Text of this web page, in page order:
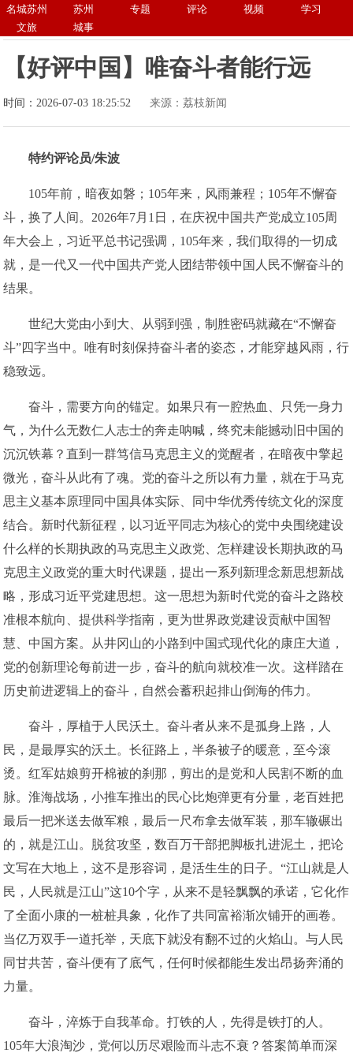
名城苏州 苏州 专题 评论 视频
学习
文旅
城事
【好评中国】唯奋斗者能行远
时间：2026-07-03 18:25:52 来源：荔枝新闻
特约评论员/朱波
105年前，暗夜如磐；105年来，风雨兼程；105年不懈奋
斗，换了人间。2026年7月1日，在庆祝中国共产党成立105周
年大会上，习近平总书记强调，105年来，我们取得的一切成
就，是一代又一代中国共产党人团结带领中国人民不懈奋斗的
结果。
世纪大党由小到大、从弱到强，制胜密码就藏在“不懈奋
斗”四字当中。唯有时刻保持奋斗者的姿态，才能穿越风雨，行
稳致远。
奋斗，需要方向的锚定。如果只有一腔热血、只凭一身力
气，为什么无数仁人志士的奔走呐喊，终究未能撼动旧中国的
沉沉铁幕？直到一群笃信马克思主义的觉醒者，在暗夜中擎起
微光，奋斗从此有了魂。党的奋斗之所以有力量，就在于马克
思主义基本原理同中国具体实际、同中华优秀传统文化的深度
结合。新时代新征程，以习近平同志为核心的党中央围绕建设
什么样的长期执政的马克思主义政党、怎样建设长期执政的马
克思主义政党的重大时代课题，提出一系列新理念新思想新战
略，形成习近平党建思想。这一思想为新时代党的奋斗之路校
准根本航向、提供科学指南，更为世界政党建设贡献中国智
慧、中国方案。从井冈山的小路到中国式现代化的康庄大道，
党的创新理论每前进一步，奋斗的航向就校准一次。这样踏在
历史前进逻辑上的奋斗，自然会蓄积起排山倒海的伟力。
奋斗，厚植于人民沃土。奋斗者从来不是孤身上路，人
民，是最厚实的沃土。长征路上，半条被子的暖意，至今滚
烫。红军姑娘剪开棉被的刹那，剪出的是党和人民割不断的血
脉。淮海战场，小推车推出的民心比炮弹更有分量，老百姓把
最后一把米送去做军粮，最后一尺布拿去做军装，那车辙碾出
的，就是江山。脱贫攻坚，数百万干部把脚板扎进泥土，把论
文写在大地上，这不是形容词，是活生生的日子。“江山就是人
民，人民就是江山”这10个字，从来不是轻飘飘的承诺，它化作
了全面小康的一桩桩具象，化作了共同富裕渐次铺开的画卷。
当亿万双手一道托举，天底下就没有翻不过的火焰山。与人民
同甘共苦，奋斗便有了底气，任何时候都能生发出昂扬奔涌的
力量。
奋斗，淬炼于自我革命。打铁的人，先得是铁打的人。
105年大浪淘沙，党何以历尽艰险而斗志不衰？答案简单而深